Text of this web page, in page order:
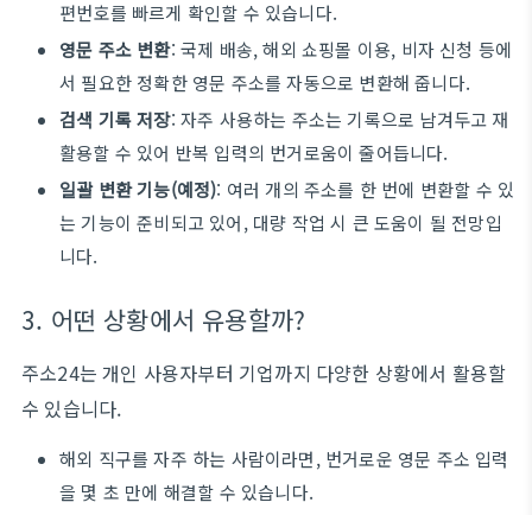
편번호를 빠르게 확인할 수 있습니다.
영문 주소 변환: 국제 배송, 해외 쇼핑몰 이용, 비자 신청 등에
서 필요한 정확한 영문 주소를 자동으로 변환해 줍니다.
검색 기록 저장: 자주 사용하는 주소는 기록으로 남겨두고 재
활용할 수 있어 반복 입력의 번거로움이 줄어듭니다.
일괄 변환 기능(예정): 여러 개의 주소를 한 번에 변환할 수 있
는 기능이 준비되고 있어, 대량 작업 시 큰 도움이 될 전망입
니다.
3. 어떤 상황에서 유용할까?
주소24는 개인 사용자부터 기업까지 다양한 상황에서 활용할
수 있습니다.
해외 직구를 자주 하는 사람이라면, 번거로운 영문 주소 입력
을 몇 초 만에 해결할 수 있습니다.